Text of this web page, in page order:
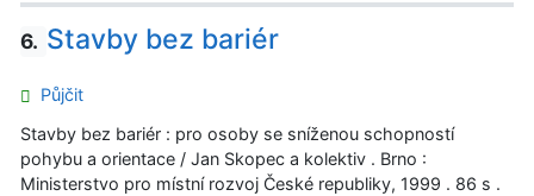
6. Stavby bez bariér
Půjčit
Stavby bez bariér : pro osoby se sníženou schopností
pohybu a orientace / Jan Skopec a kolektiv . Brno :
Ministerstvo pro místní rozvoj České republiky, 1999 . 86 s .